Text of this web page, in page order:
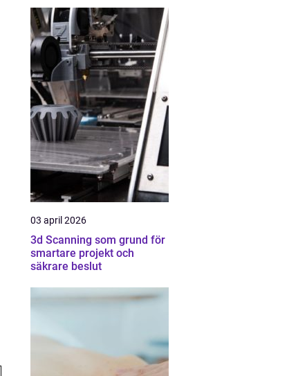
03 april 2026
3d Scanning som grund för
smartare projekt och
säkrare beslut